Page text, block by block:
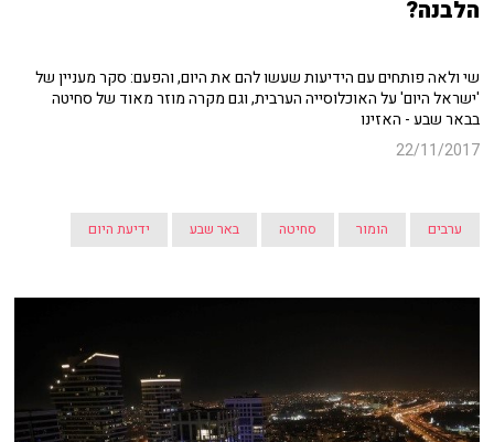
הלבנה?
שי ולאה פותחים עם הידיעות שעשו להם את היום, והפעם: סקר מעניין של
'ישראל היום' על האוכלוסייה הערבית, וגם מקרה מוזר מאוד של סחיטה
בבאר שבע - האזינו
22/11/2017
ערבים הומור סחיטה באר שבע ידיעת היום